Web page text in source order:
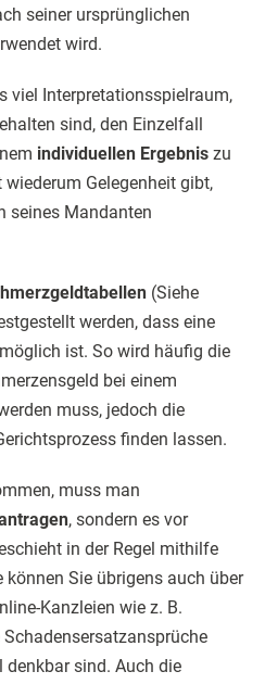
seiner ursprünglichen
wird.
viel Interpretationsspielraum,
sind, den Einzelfall
individuellen Ergebnis zu
Gelegenheit gibt,
seines Mandanten
(Siehe
werden, dass eine
ist. So wird häufig die
bei einem
muss, jedoch die
finden lassen.
muss man
, sondern es vor
in der Regel mithilfe
Sie übrigens auch über
Kanzleien wie z. B.
denkbar sind. Auch die